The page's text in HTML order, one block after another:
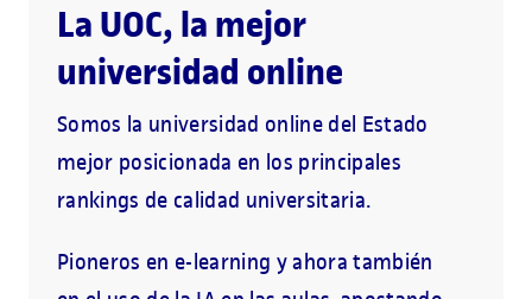
La UOC, la mejor
universidad online
Somos la universidad online del Estado
mejor posicionada en los principales
rankings de calidad universitaria.
Pioneros en e-learning y ahora también